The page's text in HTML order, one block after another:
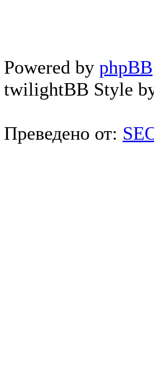
Powered by phpBB
twilightBB Style
Преведено от: